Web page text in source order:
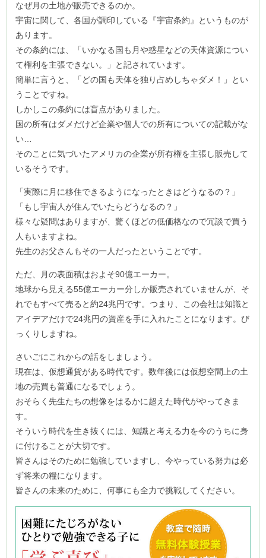
なぜ月の土地が販売できるのか。
宇宙に関して、各国が調印している『宇宙条約』というものが
あります。
その条約には、「いかなる国も月や惑星などの天体資源につい
て権利を主張できない。」と記されています。
簡単に言うと、「どの国も天体を独り占めしちゃダメ！」とい
うことですね。
しかしこの条約には盲点がありました。
国の所有はダメだけど企業や個人での所有についての記載がな
い…
そのことに気づいたアメリカの企業が所有権を主張し販売して
いるそうです。
「実際に月に移住できるようになったときはどうなるの？」
「もし宇宙人が住んでいたらどうなるの？」
様々な疑問はありますが、驚くほどの低価格なので冗談で買う
人もいますよね。
先生のお父さんもその一人だったということです。
ただ、月の表面積はおよそ90億エーカー。
地球から見える55億エーカー分しか販売されていませんが、そ
れでもすべて売ると約24兆円です。つまり、この会社は知識と
アイデアだけで24兆円の資産を手に入れたことになります。び
っくりしますね。
さいごにこれからの話をしましょう。
現在は、仮想通貨がある時代です。数年後には仮想空間上の土
地の売買も普通になるでしょう。
おそらく先生たちの想像をはるかに超えた時代がやってきま
す。
そういう時代を生き抜くには、知識と考える力を今のうちに身
に付けることが大切です。
皆さんはそのために勉強していますし、今やっている努力は必
ず将来の糧になります。
皆さんの未来のために、何事にも全力で挑戦してください。